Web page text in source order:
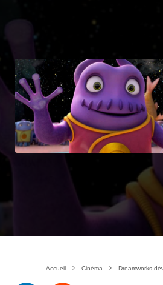
Accueil Cinéma Dreamworks